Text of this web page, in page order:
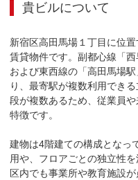
貴ビルについて
新宿区高田馬場１丁目に位
賃貸物件です。副都心線「
および東西線の「高田馬場
り、最寄駅が複数利用でき
段が複数あるため、従業員
特徴です。
建物は4階建ての構成となっ
用や、フロアごとの独立性
区内でも事業所や教育施設